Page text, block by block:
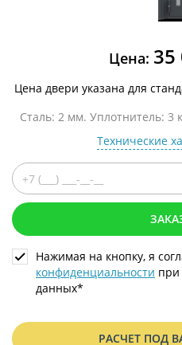
Цена: 35
Цена двери указана для
Сталь: 2 мм. Уплотнитель: 3
Технические
Нажимая на кнопку, я
конфиденциальности при
данных*
РАСЧЕТ ПОД